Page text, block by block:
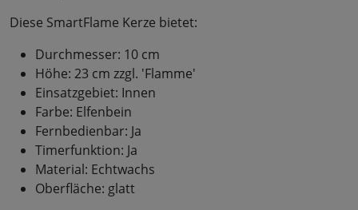
Diese SmartFlame Kerze bietet:
Durchmesser: 10 cm
Höhe: 23 cm zzgl. 'Flamme'
Einsatzgebiet: Innen
Farbe: Elfenbein
Fernbedienbar: Ja
Timerfunktion: Ja
Material: Echtwachs
Oberfläche: glatt